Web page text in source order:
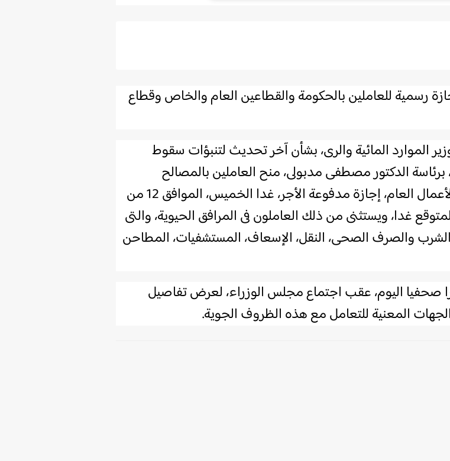
رسمية للعاملين بالحكومة والقطاعين العام والخاص وقطاع
الموارد المائية والرى، بشأن آخر تحديث لتنبؤات سقوط
برئاسة الدكتور مصطفى مدبولى، منح العاملين بالمصالح
الحكومية والقطاعين العام والخاص، وقطاع الأعمال العام، إجازة مدفوعة الأجر، غدا الخميس، الموافق 12 من
المتوقع غدا، ويستثنى من ذلك العاملون فى المرافق الحيوية، والتى
والصرف الصحى، النقل، الإسعاف، المستشفيات، المطاحن
صحفيا اليوم، عقب اجتماع مجلس الوزراء، لعرض تفاصيل
المعنية للتعامل مع هذه الظروف الجوية.